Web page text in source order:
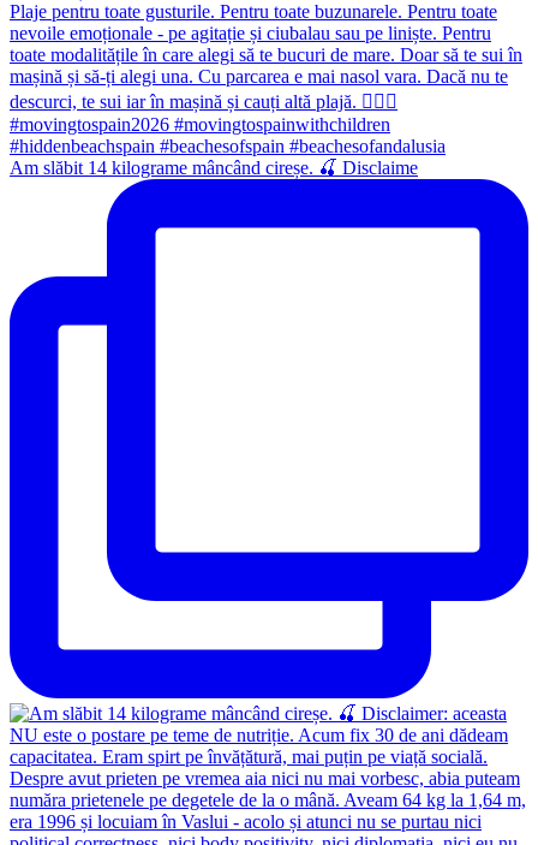
Am slăbit 14 kilograme mâncând cireșe. 🍒 Disclaime